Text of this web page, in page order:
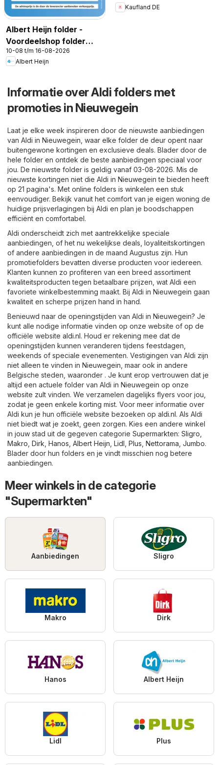
Albert Heijn folder -
Voordeelshop folder
week 33
10-08 t/m 16-08-2026
Albert Heijn
Kaufland DE
Informatie over Aldi folders met
promoties in Nieuwegein
Laat je elke week inspireren door de nieuwste aanbiedingen
van Aldi in Nieuwegein, waar elke folder de deur opent naar
buitengewone kortingen en exclusieve deals. Blader door de
hele folder en ontdek de beste aanbiedingen speciaal voor
jou. De nieuwste folder is geldig vanaf 03-08-2026. Mis de
nieuwste kortingen niet die Aldi in Nieuwegein te bieden heeft
op 21 pagina's. Met online folders is winkelen een stuk
eenvoudiger. Bekijk vanuit het comfort van je eigen woning de
huidige prijsverlagingen bij Aldi en plan je boodschappen
efficiënt en comfortabel.
Aldi onderscheidt zich met aantrekkelijke speciale
aanbiedingen, of het nu wekelijkse deals, loyaliteitskortingen
of andere aanbiedingen in de maand Augustus zijn. Hun
promotiefolders bevatten diverse producten voor iedereen.
Klanten kunnen zo profiteren van een breed assortiment
kwaliteitsproducten tegen betaalbare prijzen, wat Aldi een
favoriete winkelbestemming maakt. Bij Aldi in Nieuwegein gaan
kwaliteit en scherpe prijzen hand in hand.
Benieuwd naar de openingstijden van Aldi in Nieuwegein? Je
kunt alle nodige informatie vinden op onze website of op de
officiële website aldi.nl. Houd er rekening mee dat de
openingstijden kunnen veranderen tijdens feestdagen,
weekends of speciale evenementen. Vestigingen van Aldi zijn
niet alleen te vinden in Nieuwegein, maar ook in andere
Belgische steden, waaronder . Je kunt erop vertrouwen dat je
altijd een actuele folder van Aldi in Nieuwegein op onze
website zult vinden. We verzamelen dagelijks flyers voor jou,
zodat je geen enkele korting mist. Voor meer informatie over
Aldi kun je hun officiële website bezoeken op aldi.nl. Als Aldi
niet biedt wat je zoekt, geen zorgen. Kies een andere winkel
in jouw stad uit de gegeven categorie Supermarkten: Sligro
Makro Dirk Hanos Albert Heijn Lidl Plus Nettorama Jumbo.
Blader door hun folders en je vindt misschien nog betere
aanbiedingen.
Meer winkels in de categorie
"Supermarkten"
Aanbiedingen Sligro
Makro Dirk
Hanos Albert Heijn
Lidl Plus